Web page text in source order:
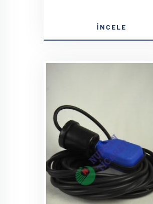
İNCELE